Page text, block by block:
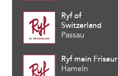
Ryf of
Switzerland
Passau
Ryf mein Friseur
Hameln